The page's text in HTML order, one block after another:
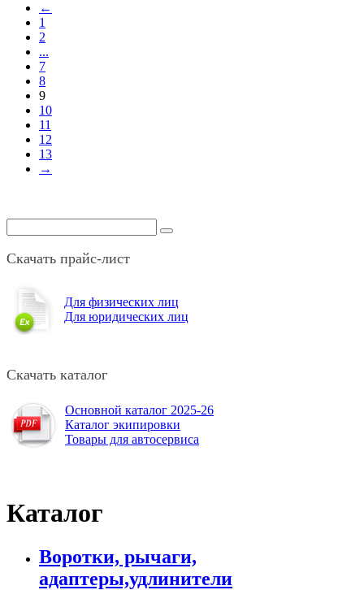
←
1
2
...
7
8
9
10
11
12
13
→
Скачать прайс-лист
Для физических лиц
Для юридических лиц
Скачать каталог
Основной каталог 2025-26
Каталог экипировки
Товары для автосервиса
Каталог
Воротки, рычаги,
адаптеры,удлинители